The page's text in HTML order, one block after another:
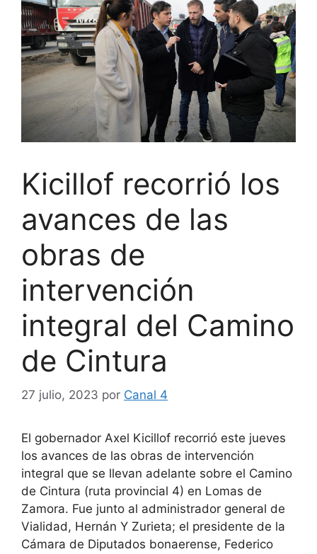
Kicillof recorrió los
avances de las
obras de
intervención
integral del Camino
de Cintura
27 julio, 2023 por Canal 4
El gobernador Axel Kicillof recorrió este jueves
los avances de las obras de intervención
integral que se llevan adelante sobre el Camino
de Cintura (ruta provincial 4) en Lomas de
Zamora. Fue junto al administrador general de
Vialidad, Hernán Y Zurieta; el presidente de la
Cámara de Diputados bonaerense, Federico